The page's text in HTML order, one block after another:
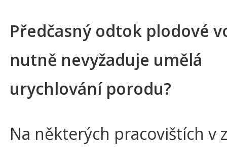
Předčasný odtok plodové
nutně nevyžaduje umělá
urychlování porodu?
Na některých pracovištích v